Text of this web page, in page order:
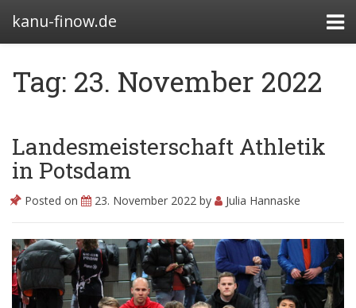
kanu-finow.de
Abteilung
Satzung
Kanurennsport
Tag: 23. November 2022
Landesmeisterschaft Athletik
in Potsdam
Posted on 23. November 2022 by Julia Hannaske